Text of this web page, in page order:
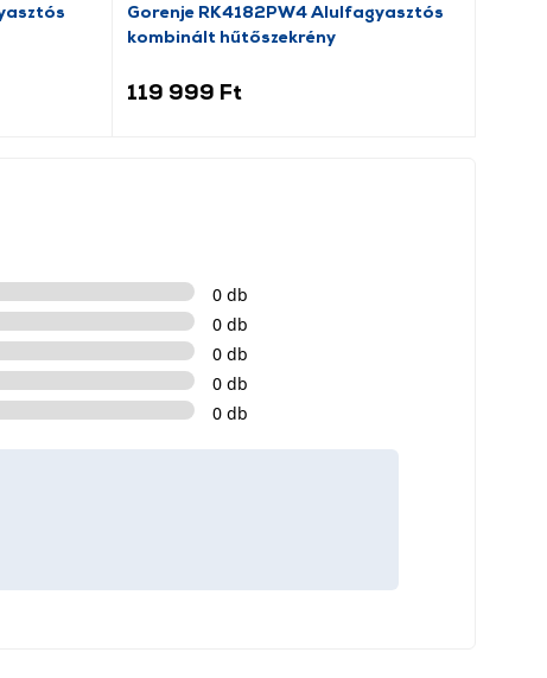
Gorenje RK4182PW4 Alulfagyasztós
kombinált hűtőszekrény
119 999 Ft
0 db
0 db
0 db
0 db
0 db